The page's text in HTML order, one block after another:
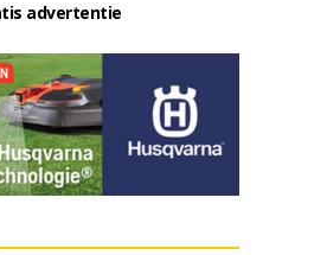
advertentie